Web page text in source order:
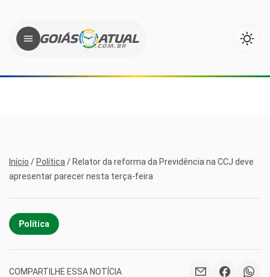
Início / Política / Relator da reforma da Previdência na CCJ deve
apresentar parecer nesta terça-feira
Política
COMPARTILHE ESSA NOTÍCIA